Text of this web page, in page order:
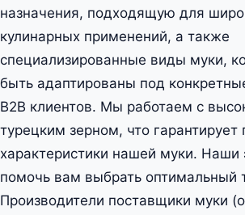
назначения, подходящую для
кулинарных применений, а также
специализированные виды муки,
быть адаптированы под
B2B клиентов. Мы работаем с
турецким зерном, что гарантирует
характеристики нашей муки. Наши
помочь вам выбрать оптимальный
Производители поставщики муки